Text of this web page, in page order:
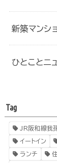
新築マンシ
ひとことニ
Tag
JR阪和線我
イートイン
ランチ